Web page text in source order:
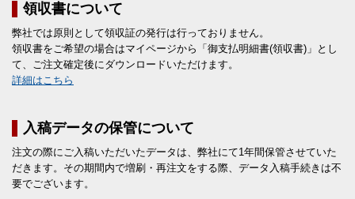
領収書について
弊社では原則として領収証の発行は行っておりません。
領収書をご希望の場合はマイページから「御支払明細書(領収書)」とし
て、ご注文確定後にダウンロードいただけます。
詳細はこちら
入稿データの保管について
注文の際にご入稿いただいたデータは、弊社にて1年間保管させていた
だきます。その期間内で増刷・再注文をする際、データ入稿手続きは不
要でございます。